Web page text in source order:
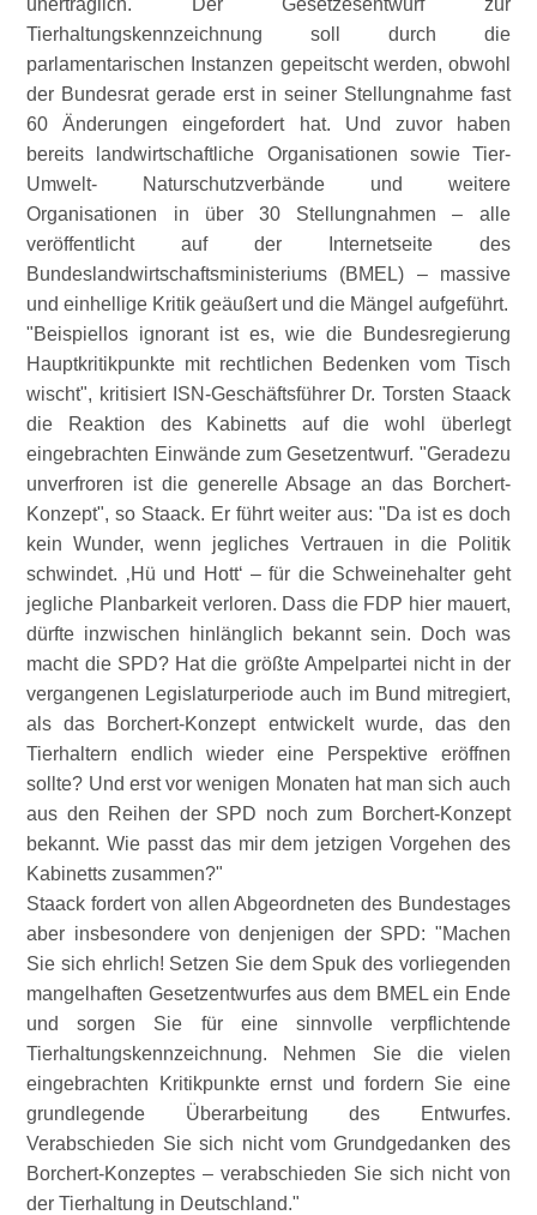
unerträglich. Der Gesetzesentwurf zur
Tierhaltungskennzeichnung soll durch die
parlamentarischen Instanzen gepeitscht werden, obwohl
der Bundesrat gerade erst in seiner Stellungnahme fast
60 Änderungen eingefordert hat. Und zuvor haben
bereits landwirtschaftliche Organisationen sowie Tier-
Umwelt- Naturschutzverbände und weitere
Organisationen in über 30 Stellungnahmen – alle
veröffentlicht auf der Internetseite des
Bundeslandwirtschaftsministeriums (BMEL) – massive
und einhellige Kritik geäußert und die Mängel aufgeführt.
Beispiellos ignorant ist es, wie die Bundesregierung
Hauptkritikpunkte mit rechtlichen Bedenken vom Tisch
wischt , kritisiert ISN-Geschäftsführer Dr. Torsten Staack
die Reaktion des Kabinetts auf die wohl überlegt
eingebrachten Einwände zum Gesetzentwurf.
Geradezu
unverfroren ist die generelle Absage an das Borchert-
Konzept , so Staack. Er führt weiter aus:
Da ist es doch
kein Wunder, wenn jegliches Vertrauen in die Politik
schwindet. ‚Hü und Hott‘ – für die Schweinehalter geht
jegliche Planbarkeit verloren. Dass die FDP hier mauert,
dürfte inzwischen hinlänglich bekannt sein. Doch was
macht die SPD? Hat die größte Ampelpartei nicht in der
vergangenen Legislaturperiode auch im Bund mitregiert,
als das Borchert-Konzept entwickelt wurde, das den
Tierhaltern endlich wieder eine Perspektive eröffnen
sollte? Und erst vor wenigen Monaten hat man sich auch
aus den Reihen der SPD noch zum Borchert-Konzept
bekannt. Wie passt das mir dem jetzigen Vorgehen des
Kabinetts zusammen?
Staack fordert von allen Abgeordneten des Bundestages
aber insbesondere von denjenigen der SPD:
Machen
Sie sich ehrlich! Setzen Sie dem Spuk des vorliegenden
mangelhaften Gesetzentwurfes aus dem BMEL ein Ende
und sorgen Sie für eine sinnvolle verpflichtende
Tierhaltungskennzeichnung. Nehmen Sie die vielen
eingebrachten Kritikpunkte ernst und fordern Sie eine
grundlegende Überarbeitung des Entwurfes.
Verabschieden Sie sich nicht vom Grundgedanken des
Borchert-Konzeptes – verabschieden Sie sich nicht von
der Tierhaltung in Deutschland.